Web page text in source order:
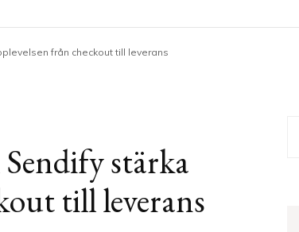
TRADITIONELL
MARKNADSFÖRING
från checkout till leverans
stärka
till leverans